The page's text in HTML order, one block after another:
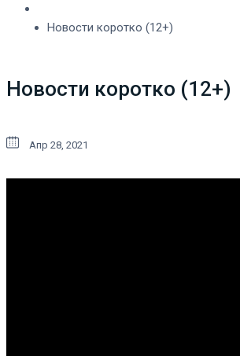
Новости коротко (12+)
Новости коротко (12+)
Апр 28, 2021